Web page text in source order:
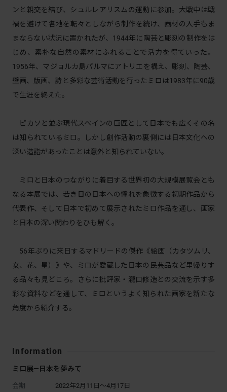
ンと親交を結び、シュルレアリスムの運動に参加。大戦中は戦
禍を避けて各地を転々としながら制作を続け、画材の入手もま
まならない状況に置かれたが、1944年に陶芸と彫刻の制作をは
じめ、素朴な自然の素材にふれることで活力を得ていった。
1956年、マジョルカ島パルマにアトリエを構え、彫刻、陶芸、
壁画、版画、詩と多彩な芸術活動を行ったミロは1983年に90歳
で生涯を終えた。
ピカソと並ぶ現代スペインの巨匠として日本でも広くその名
は知られているミロ。しかし創作活動の裏側には日本文化への
深い造詣があったことは意外と知られていない。
ミロと日本のつながりに着目する世界初の大規模展覧会とも
なる本展では、若き日の日本への憧れを象徴する初期作品から
代表作、そして日本で初めて展示されたミロ作品を通し、画家
と日本の深い関わりをひも解く。
56年ぶりに来日するマドリードの傑作《絵画（カタツムリ、
女、花、星）》や、ミロが愛蔵した日本の民芸品など里帰りす
る品々も見どころ。さらに批評家・瀧口修造との交流を示す多
彩な資料などを通して、ミロというよく知られた画家を新たな
角度から紹介する。
Information
ミロ展―日本を夢みて
会期 2022年2月11日～4月17日